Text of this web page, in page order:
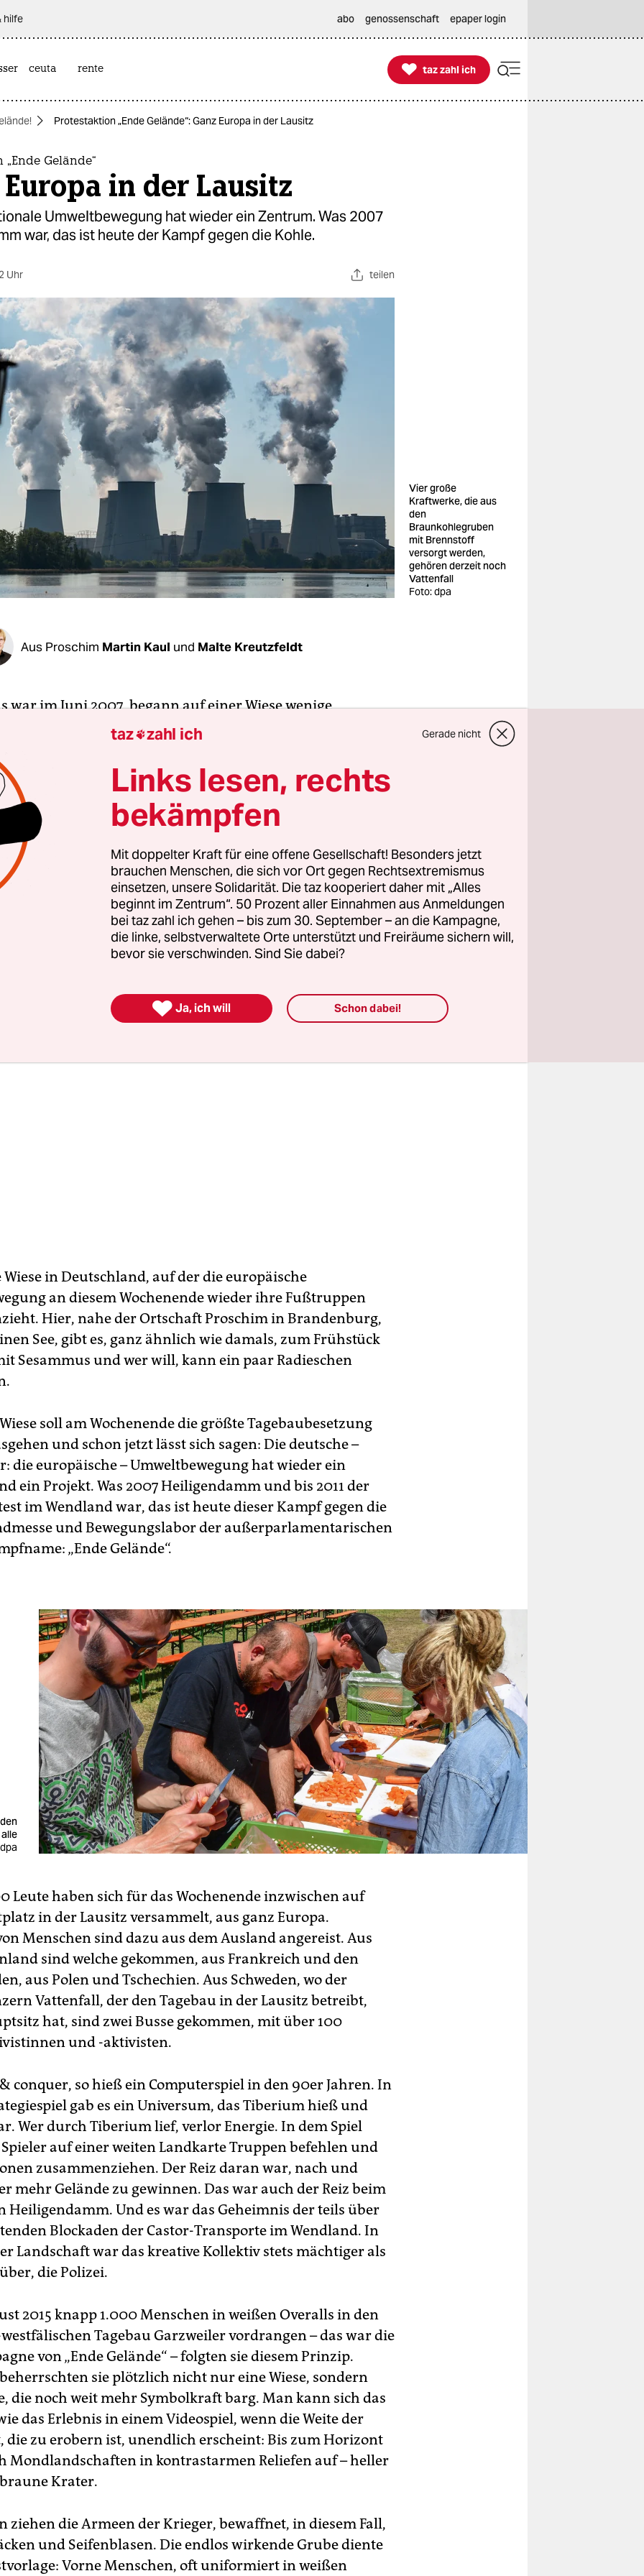
hilfe abo genossenschaft epaper login
ceuta rente 
taz zahl ich
taz zahl ich
Protestaktion „Ende Gelände“: Ganz Europa in der Lausitz
Gelände“
in der Lausitz
Umweltbewegung hat wieder ein Zentrum. Was 2007
war, das ist heute der Kampf gegen die Kohle.
Uhr teilen
Vier große
Kraftwerke, die aus
den
Braunkohlegruben
mit Brennstoff
versorgt werden,
gehören derzeit noch
Vattenfall
Foto: dpa
Aus Proschim Martin Kaul und Malte Kreutzfeldt
war im Juni 2007, begann auf einer Wiese wenige
dem Ostseebad Heiligendamm eine neue Zeitrechnung
Linke: Der Fußmarsch, den Tausende
in den frühen Morgenstunden aufnahmen, führte über
durch ein kleines Waldstück, dann über eine große
direkt in die Geschichtsbücher der deutschen
Menschen über das grüne Feld stechen – dieser
zu einer Bildikone geworden. Nicht im Bild dabei: Am
Polizeihubschrauber, ihr Propellerlärm, auch die
nur zuschauen können, wie dort unten, kaum
die neuen Fußtruppen der globalisierungskritischen
Wiese in Deutschland, auf der die europäische
an diesem Wochenende wieder ihre Fußtruppen
Hier, nahe der Ortschaft Proschim in Brandenburg,
See, gibt es, ganz ähnlich wie damals, zum Frühstück
Sesammus und wer will, kann ein paar Radieschen
soll am Wochenende die größte Tagebaubesetzung
und schon jetzt lässt sich sagen: Die deutsche –
die europäische – Umweltbewegung hat wieder ein
ein Projekt. Was 2007 Heiligendamm und bis 2011 der
im Wendland war, das ist heute dieser Kampf gegen die
und Bewegungslabor der außerparlamentarischen
„Ende Gelände“.
Leute haben sich für das Wochenende inzwischen auf
in der Lausitz versammelt, aus ganz Europa.
Menschen sind dazu aus dem Ausland angereist. Aus
sind welche gekommen, aus Frankreich und den
aus Polen und Tschechien. Aus Schweden, wo der
Vattenfall, der den Tagebau in der Lausitz betreibt,
hat, sind zwei Busse gekommen, mit über 100
und -aktivisten.
conquer, so hieß ein Computerspiel in den 90er Jahren. In
gab es ein Universum, das Tiberium hieß und
Wer durch Tiberium lief, verlor Energie. In dem Spiel
auf einer weiten Landkarte Truppen befehlen und
zusammenziehen. Der Reiz daran war, nach und
mehr Gelände zu gewinnen. Das war auch der Reiz beim
Heiligendamm. Und es war das Geheimnis der teils über
Blockaden der Castor-Transporte im Wendland. In
Landschaft war das kreative Kollektiv stets mächtiger als
die Polizei.
2015 knapp 1.000 Menschen in weißen Overalls in den
Tagebau Garzweiler vordrangen – das war die
von „Ende Gelände“ – folgten sie diesem Prinzip.
sie plötzlich nicht nur eine Wiese, sondern
die noch weit mehr Symbolkraft barg. Man kann sich das
das Erlebnis in einem Videospiel, wenn die Weite der
die zu erobern ist, unendlich erscheint: Bis zum Horizont
Mondlandschaften in kontrastarmen Reliefen auf – heller
Krater.
ziehen die Armeen der Krieger, bewaffnet, in diesem Fall,
und Seifenblasen. Die endlos wirkende Grube diente
Vorne Menschen, oft uniformiert in weißen
taz zahl ich Gerade nicht
Links lesen, rechts
bekämpfen
Mit doppelter Kraft für eine offene Gesellschaft! Besonders jetzt
brauchen Menschen, die sich vor Ort gegen Rechtsextremismus
einsetzen, unsere Solidarität. Die taz kooperiert daher mit „Alles
beginnt im Zentrum“. 50 Prozent aller Einnahmen aus Anmeldungen
bei taz zahl ich gehen – bis zum 30. September – an die Kampagne,
die linke, selbstverwaltete Orte unterstützt und Freiräume sichern will,
bevor sie verschwinden. Sind Sie dabei?
 Ja, ich will Schon dabei!